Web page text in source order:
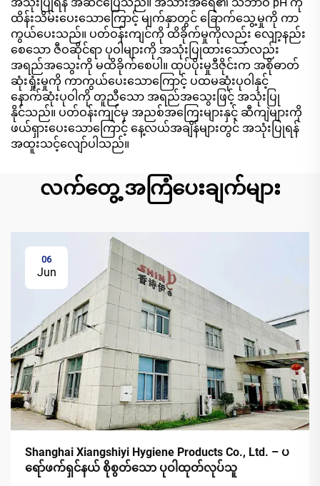
ထိန်းသိမ်းပေးသောကြောင့် မျက်နှာတွင် ခြောက်သွေ့မှုကို ကာ
ကွယ်ပေးသည်။ ပတ်ဝန်းကျင်ကို ထိခိုက်မှုကိုလည်း လျော့နည်း
စေသော ဇီဝဆိုင်ရာ ပုဝါများကို အသုံးပြုထားသော်လည်း
အရည်အသွေးကို မထိခိုက်စေပါ။ ထုပ်ပိုးမှုဒီဇိုင်းက အစိုဓာတ်
ဆုံးရှုံးမှုကို ကာကွယ်ပေးသောကြောင့် ပထမဆုံးပုဝါနှင့်
နောက်ဆုံးပုဝါကို တူညီသော အရည်အသွေးဖြင့် အသုံးပြု
နိုင်သည်။ ပတ်ဝန်းကျင်မှ အညစ်အကြေးများနှင့် ဆီကျဲများကို
ဖယ်ရှားပေးသောကြောင့် နေ့လယ်အချိန်များတွင် အသုံးပြုရန်
အထူးသင့်လျော်ပါသည်။
လက်တွေ့ အကြံပေးချက်များ
06
Jun
Shanghai Xiangshiyi Hygiene Products Co., Ltd. – ပ
ရော်ဖက်ရှင်နယ် စိုစွတ်သော ပုဝါထုတ်လုပ်သူ